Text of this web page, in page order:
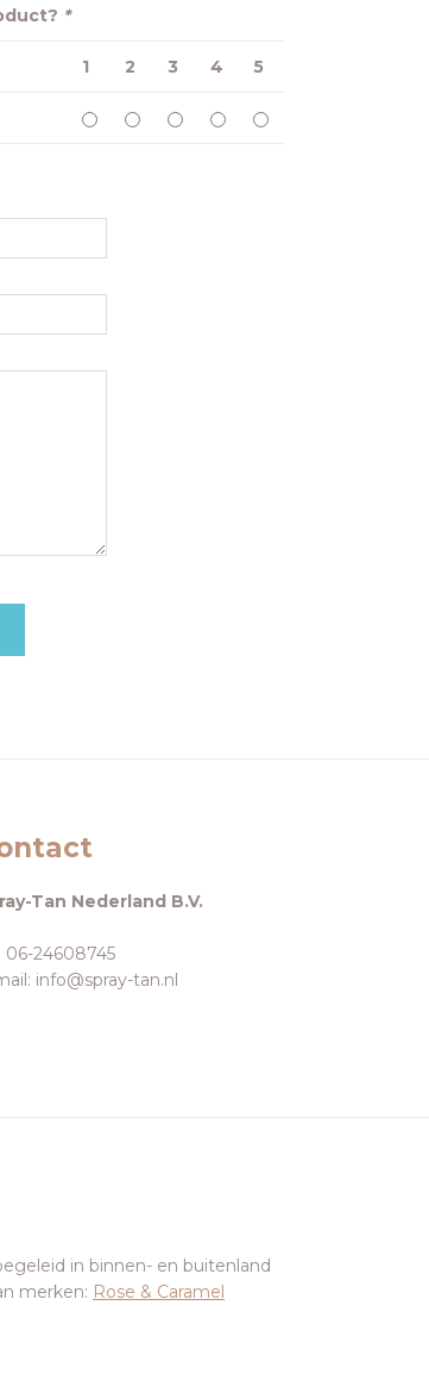
*
1 2 3 4 5
Tan Nederland B.V.
06-24608745
info@spray-tan.nl
in binnen- en buitenland
merken: Rose & Caramel